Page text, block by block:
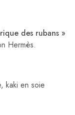
des rubans »
Hermès.
kaki en soie